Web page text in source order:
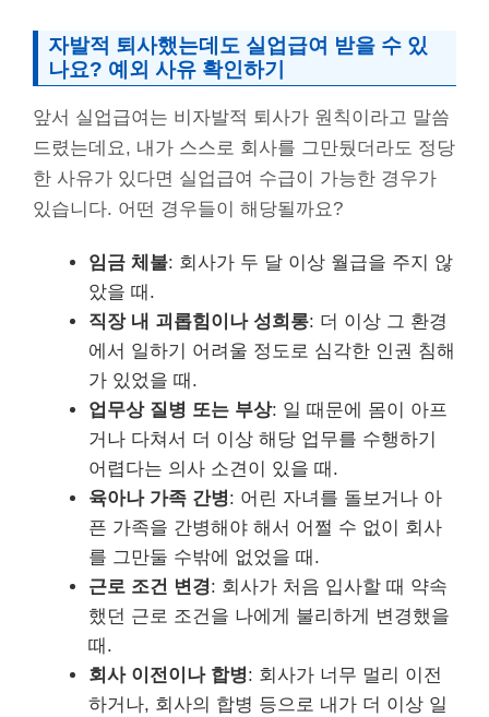
자발적 퇴사했는데도 실업급여 받을 수 있
나요? 예외 사유 확인하기
앞서 실업급여는 비자발적 퇴사가 원칙이라고 말씀
드렸는데요, 내가 스스로 회사를 그만뒀더라도 정당
한 사유가 있다면 실업급여 수급이 가능한 경우가
있습니다. 어떤 경우들이 해당될까요?
임금 체불: 회사가 두 달 이상 월급을 주지 않
았을 때.
직장 내 괴롭힘이나 성희롱: 더 이상 그 환경
에서 일하기 어려울 정도로 심각한 인권 침해
가 있었을 때.
업무상 질병 또는 부상: 일 때문에 몸이 아프
거나 다쳐서 더 이상 해당 업무를 수행하기
어렵다는 의사 소견이 있을 때.
육아나 가족 간병: 어린 자녀를 돌보거나 아
픈 가족을 간병해야 해서 어쩔 수 없이 회사
를 그만둘 수밖에 없었을 때.
근로 조건 변경: 회사가 처음 입사할 때 약속
했던 근로 조건을 나에게 불리하게 변경했을
때.
회사 이전이나 합병: 회사가 너무 멀리 이전
하거나, 회사의 합병 등으로 내가 더 이상 일